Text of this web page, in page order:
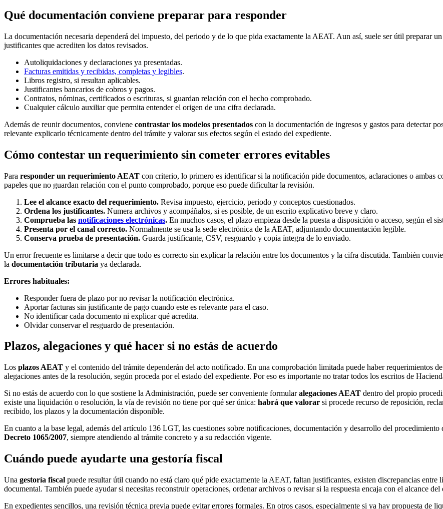
Qué documentación conviene preparar para responder
La documentación necesaria dependerá del impuesto, del periodo y de lo que pida exactamente la AEAT. Aun así, suele ser útil preparar
justificantes que acrediten los datos revisados.
Autoliquidaciones y declaraciones ya presentadas.
Facturas emitidas y recibidas, completas y legibles.
Libros registro, si resultan aplicables.
Justificantes bancarios de cobros y pagos.
Contratos, nóminas, certificados o escrituras, si guardan relación con el hecho comprobado.
Cualquier cálculo auxiliar que permita entender el origen de una cifra declarada.
Además de reunir documentos, conviene contrastar los modelos presentados con la documentación de ingresos y gastos para detectar
relevante explicarlo técnicamente dentro del trámite y valorar sus efectos según el estado del expediente.
Cómo contestar un requerimiento sin cometer errores evitables
Para responder un requerimiento AEAT con criterio, lo primero es identificar si la notificación pide documentos, aclaraciones o ambas
papeles que no guardan relación con el punto comprobado, porque eso puede dificultar la revisión.
Lee el alcance exacto del requerimiento. Revisa impuesto, ejercicio, periodo y conceptos cuestionados.
Ordena los justificantes. Numera archivos y acompáñalos, si es posible, de un escrito explicativo breve y claro.
Comprueba las notificaciones electrónicas. En muchos casos, el plazo empieza desde la puesta a disposición o acceso, según el
Presenta por el canal correcto. Normalmente se usa la sede electrónica de la AEAT, adjuntando documentación legible.
Conserva prueba de presentación. Guarda justificante, CSV, resguardo y copia íntegra de lo enviado.
Un error frecuente es limitarse a decir que todo es correcto sin explicar la relación entre los documentos y la cifra discutida. También
la documentación tributaria ya declarada.
Errores habituales:
Responder fuera de plazo por no revisar la notificación electrónica.
Aportar facturas sin justificante de pago cuando este es relevante para el caso.
No identificar cada documento ni explicar qué acredita.
Olvidar conservar el resguardo de presentación.
Plazos, alegaciones y qué hacer si no estás de acuerdo
Los plazos AEAT y el contenido del trámite dependerán del acto notificado. En una comprobación limitada puede haber requerimientos
alegaciones antes de la resolución, según proceda por el estado del expediente. Por eso es importante no tratar todos los escritos de
Si no estás de acuerdo con lo que sostiene la Administración, puede ser conveniente formularalegaciones AEAT dentro del propio
existe una liquidación o resolución, la vía de revisión no tiene por qué ser única: habrá que valorar si procede recurso de reposición,
recibido, los plazos y la documentación disponible.
En cuanto a la base legal, además del artículo 136 LGT, las cuestiones sobre notificaciones, documentación y desarrollo del
Decreto 1065/2007, siempre atendiendo al trámite concreto y a su redacción vigente.
Cuándo puede ayudarte una gestoría fiscal
Una gestoría fiscal puede resultar útil cuando no está claro qué pide exactamente la AEAT, faltan justificantes, existen discrepancias entre
documental. También puede ayudar si necesitas reconstruir operaciones, ordenar archivos o revisar si la respuesta encaja con el alcance del
En expedientes sencillos, una revisión técnica previa puede evitar errores formales. En otros casos, especialmente si ya hay propuesta de